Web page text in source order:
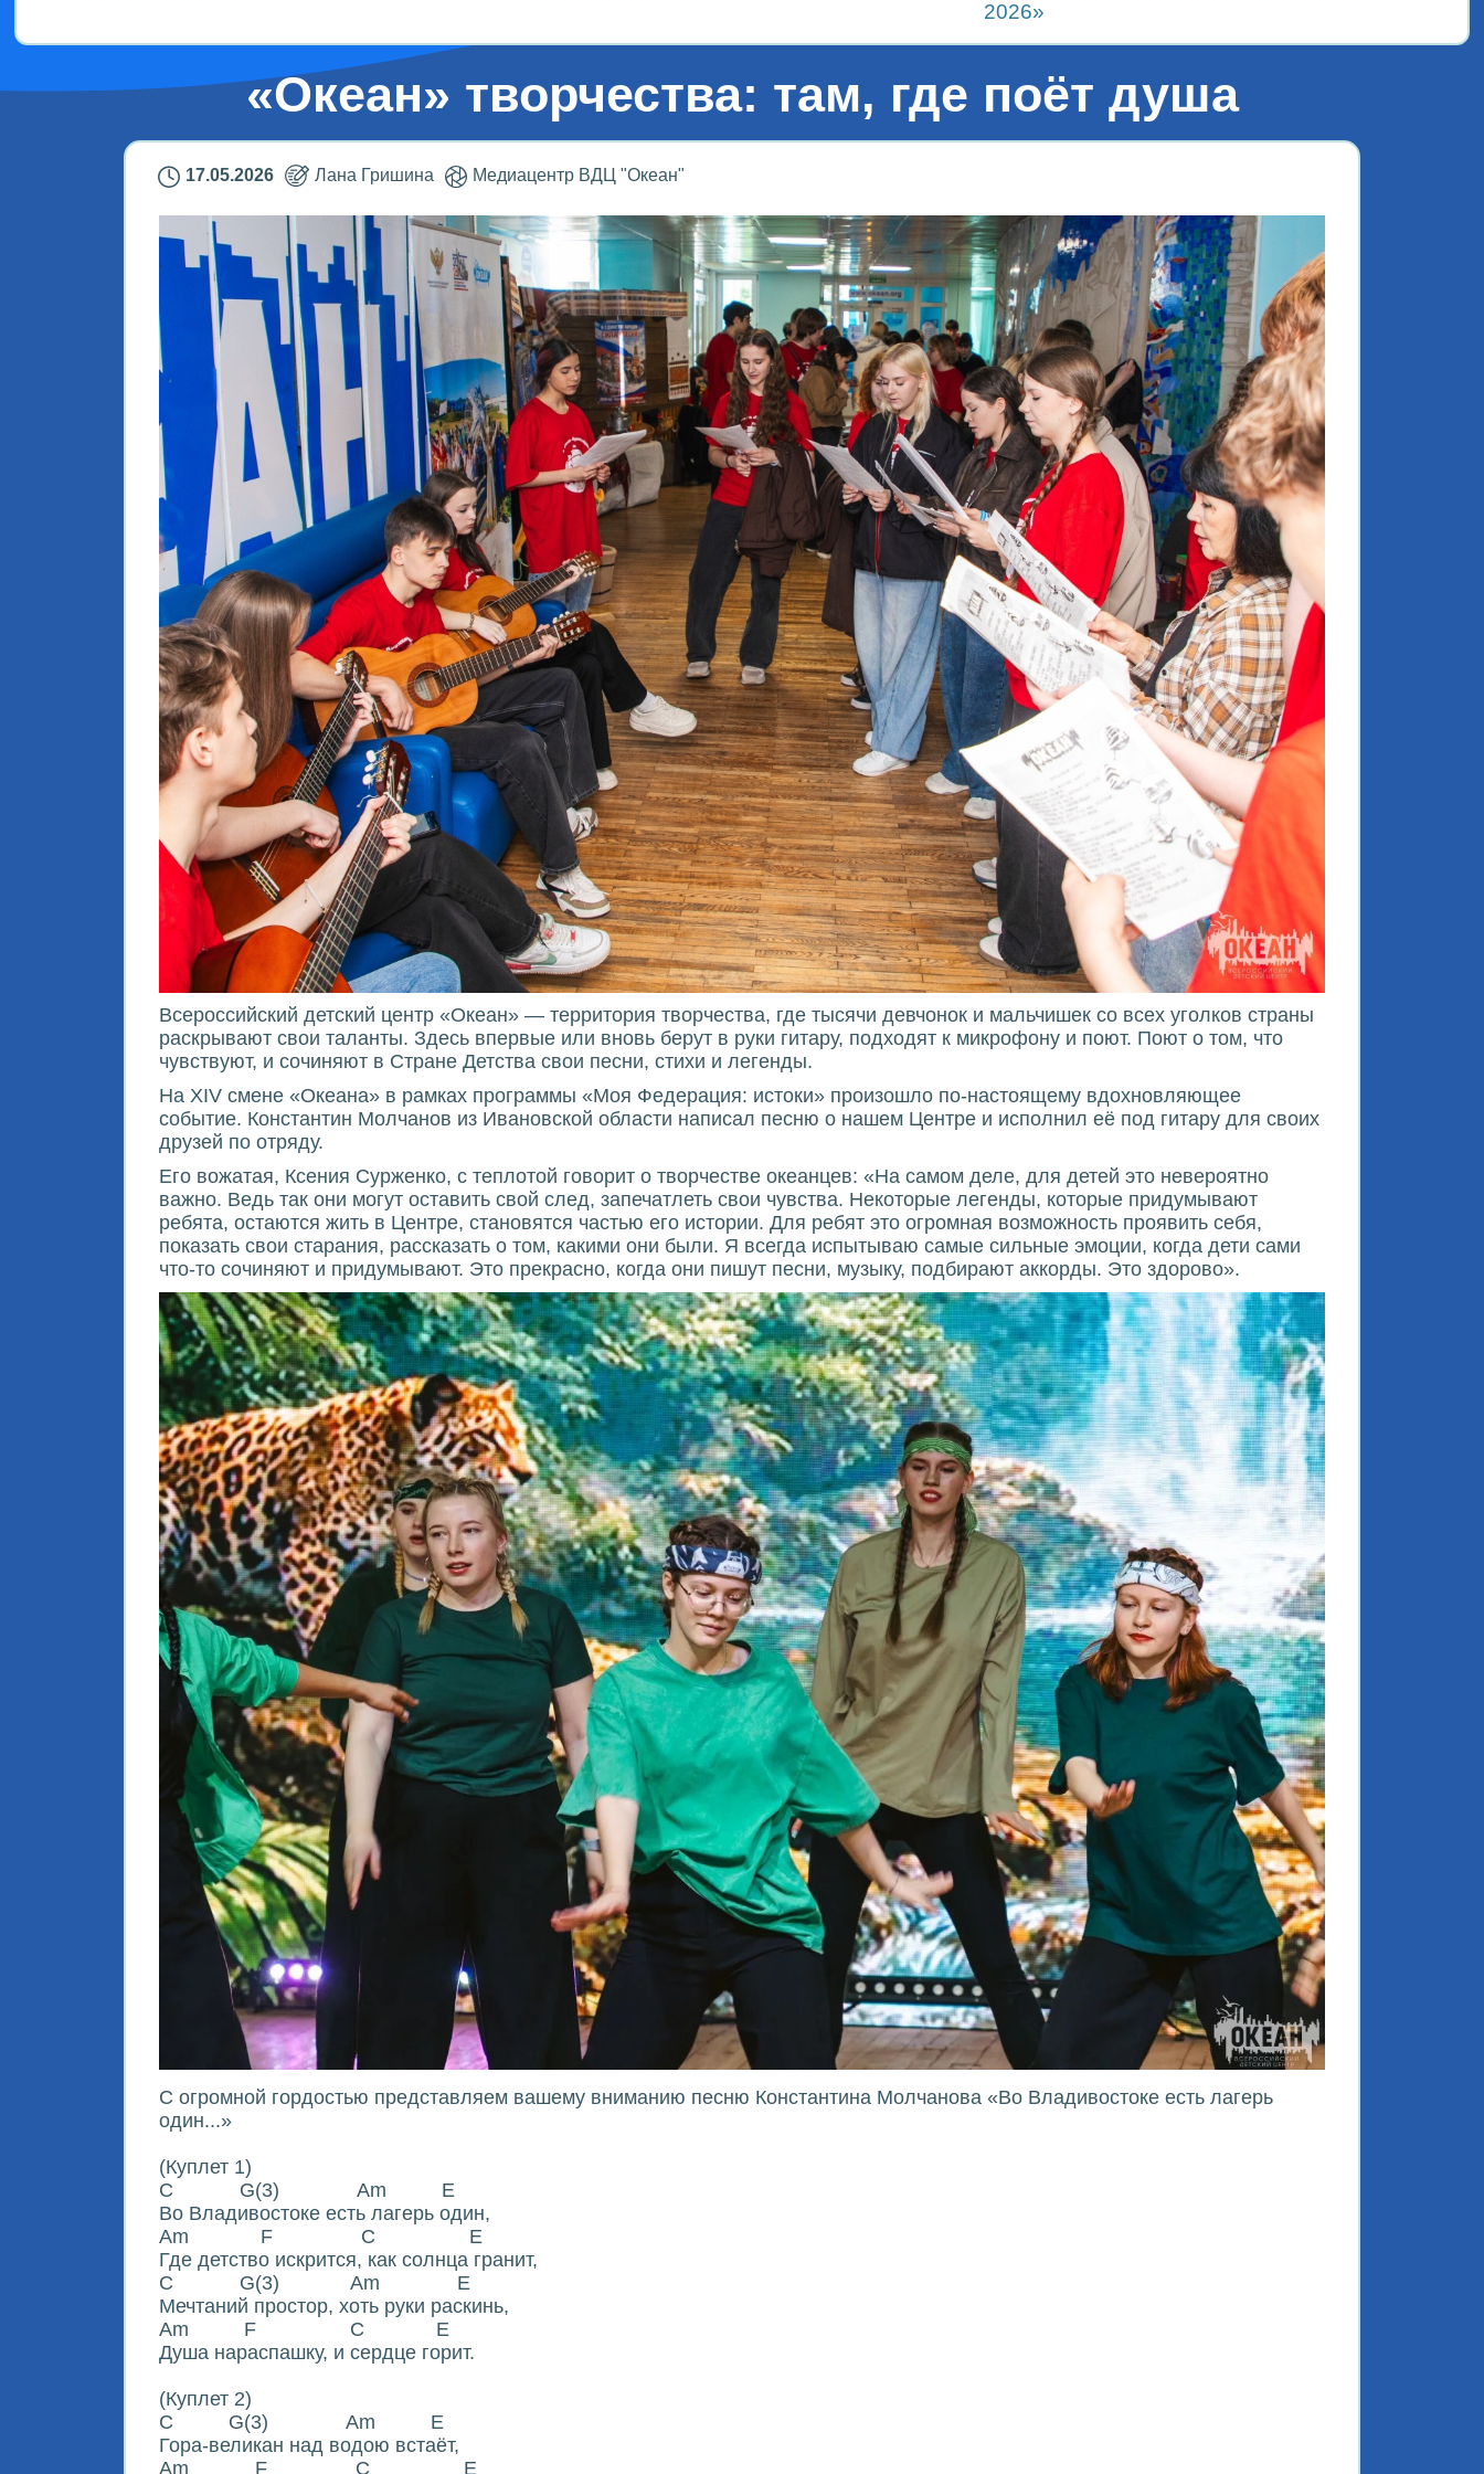
2026»
«Океан» творчества: там, где поёт душа
17.05.2026 Лана Гришина Медиацентр ВДЦ "Океан"
Всероссийский детский центр «Океан» — территория творчества, где тысячи девчонок и мальчишек со всех уголков страны
раскрывают свои таланты. Здесь впервые или вновь берут в руки гитару, подходят к микрофону и поют. Поют о том, что
чувствуют, и сочиняют в Стране Детства свои песни, стихи и легенды.
На XIV смене «Океана» в рамках программы «Моя Федерация: истоки» произошло по-настоящему вдохновляющее
событие. Константин Молчанов из Ивановской области написал песню о нашем Центре и исполнил её под гитару для своих
друзей по отряду.
Его вожатая, Ксения Сурженко, с теплотой говорит о творчестве океанцев: «На самом деле, для детей это невероятно
важно. Ведь так они могут оставить свой след, запечатлеть свои чувства. Некоторые легенды, которые придумывают
ребята, остаются жить в Центре, становятся частью его истории. Для ребят это огромная возможность проявить себя,
показать свои старания, рассказать о том, какими они были. Я всегда испытываю самые сильные эмоции, когда дети сами
что-то сочиняют и придумывают. Это прекрасно, когда они пишут песни, музыку, подбирают аккорды. Это здорово».
С огромной гордостью представляем вашему вниманию песню Константина Молчанова «Во Владивостоке есть лагерь
один...»
(Куплет 1)
C G(3) Am E
Во Владивостоке есть лагерь один,
Am F C E
Где детство искрится, как солнца гранит,
C G(3) Am E
Мечтаний простор, хоть руки раскинь,
Am F C E
Душа нараспашку, и сердце горит.
(Куплет 2)
C G(3) Am E
Гора-великан над водою встаёт,
Am F C E